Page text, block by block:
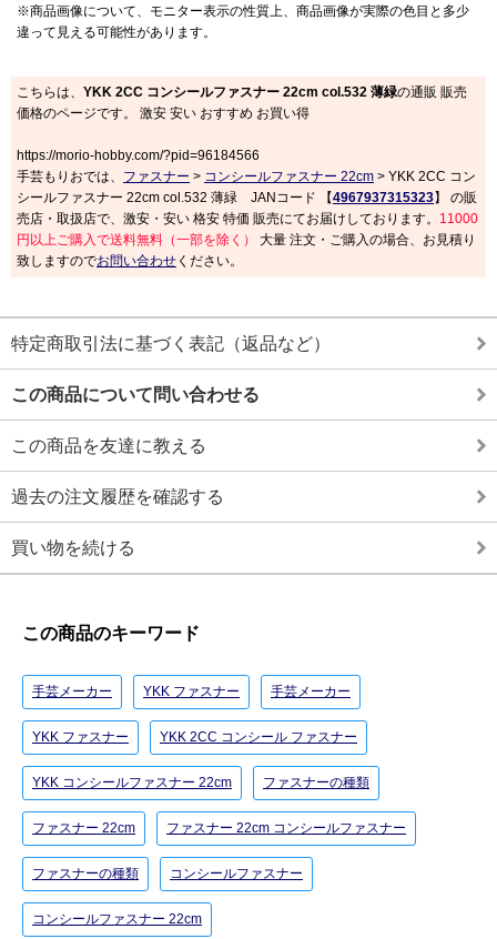
※商品画像について、モニター表示の性質上、商品画像が実際の色目と多少
違って見える可能性があります。
こちらは、 YKK 2CC コンシールファスナー 22cm col.532 薄緑の通販 販売
価格のページです。 激安 安い おすすめ お買い得
https://morio-hobby.com/?pid=96184566
手芸もりおでは、 ファスナー > コンシールファスナー 22cm > YKK 2CC コン
シールファスナー 22cm col.532 薄緑 JANコード 【4967937315323】 の販
売店・取扱店で、激安・安い 格安 特価 販売にてお届けしております。 11000
円以上ご購入で送料無料（一部を除く）
大量 注文・ご購入の場合、お見積り
致しますのでお問い合わせ ください。
特定商取引法に基づく表記（返品など）
この商品について問い合わせる
この商品を友達に教える
過去の注文履歴を確認する
買い物を続ける
この商品のキーワード
手芸メーカー YKK ファスナー 手芸メーカー
YKK ファスナー YKK 2CC コンシール ファスナー
YKK コンシールファスナー 22cm ファスナーの種類
ファスナー 22cm ファスナー 22cm コンシールファスナー
ファスナーの種類 コンシールファスナー
コンシールファスナー 22cm